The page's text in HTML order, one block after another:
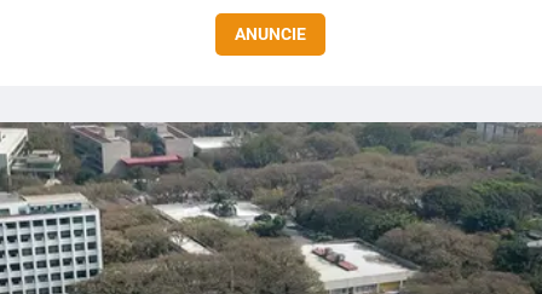
ANUNCIE